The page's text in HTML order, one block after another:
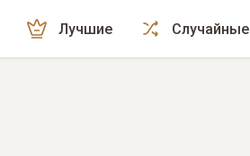
Лучшие Случайные